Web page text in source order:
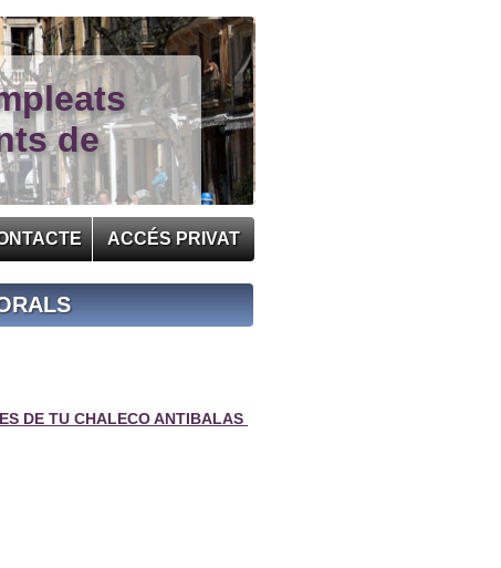
de
ACCÉS PRIVAT
DE TU CHALECO ANTIBALAS